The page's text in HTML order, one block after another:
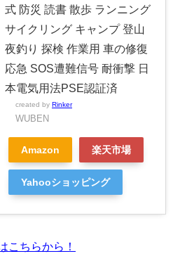
式 防災 読書 散歩 ランニング
サイクリング キャンプ 登山
夜釣り 探検 作業用 車の修復
応急 SOS遭難信号 耐衝撃 日
本電気用法PSE認証済
created by Rinker
WUBEN
Amazon 楽天市場
Yahooショッピング
こちらから！